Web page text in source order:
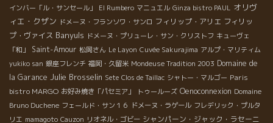
インバー「ル・サンセール」
El Rumbero マニュエル Ginza bistro PAUL オリヴ
ィエ・クザン ドメーヌ・フランソワ・サンロ フィリップ・アリエ フィリッ
プ・ヴァイス Banyuls ドメーヌ・プリューレ・サン・クリストフ キューヴェ
「和」
Saint-Amour 松岡さん Le Layon Cuvée Sakurajima アルプ・マリティム
yukiko san 銀座フレンチ 福岡・久留米 Mondeuse Tradition 2003 Domaine de
la Garance Julie Brosselin Sete Clos de Taillac シャトー・マルゴー Paris
bistro MARGO お好み焼き「パセミア」 トゥールーズ Oenoconnexion Domaine
Bruno Duchene フェールド・サン１６ ドメーヌ・ラゲール フレデリック・プルタ
リエ mamagoto Cauzon リオネル・ゴビー シャンパーン・ジャック・ラセーニ